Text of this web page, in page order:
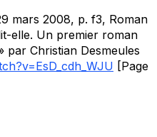
mars 2008, p. f3, Roman
elle. Un premier roman
par Christian Desmeules
[Page